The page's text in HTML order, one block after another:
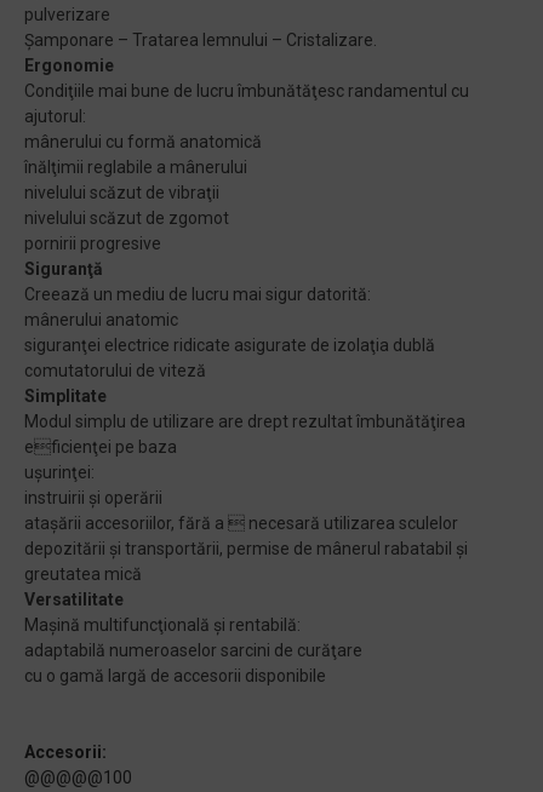
pulverizare
Şamponare – Tratarea lemnului – Cristalizare.
Ergonomie
Condiţiile mai bune de lucru îmbunătăţesc randamentul cu
ajutorul:
mânerului cu formă anatomică
înălţimii reglabile a mânerului
nivelului scăzut de vibraţii
nivelului scăzut de zgomot
pornirii progresive
Siguranţă
Creează un mediu de lucru mai sigur datorită:
mânerului anatomic
siguranţei electrice ridicate asigurate de izolaţia dublă
comutatorului de viteză
Simplitate
Modul simplu de utilizare are drept rezultat îmbunătăţirea
eficienţei pe baza
uşurinţei:
instruirii şi operării
ataşării accesoriilor, fără a  necesară utilizarea sculelor
depozitării şi transportării, permise de mânerul rabatabil şi
greutatea mică
Versatilitate
Maşină multifuncţională şi rentabilă:
adaptabilă numeroaselor sarcini de curăţare
cu o gamă largă de accesorii disponibile
Accesorii:
@@@@@100